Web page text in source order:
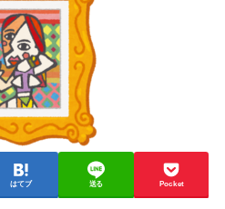
はてブ 送る Pocket